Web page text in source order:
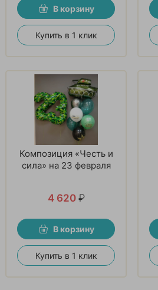
В корзину
Купить в 1 клик
Композиция «Честь и
сила» на 23 февраля
4 620 ₽
В корзину
Купить в 1 клик